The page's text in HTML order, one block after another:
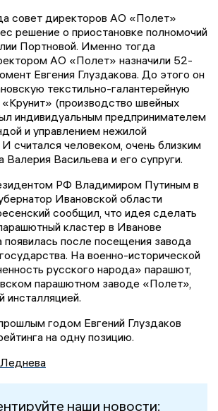
совет директоров АО «Полет»
решение о приостановке полномочий
Портновой. Именно тогда
АО «Полет» назначили 52-
Евгения Глуздакова. До этого он
текстильно-галантерейную
(производство швейных
индивидуальным предпринимателем
и управлением нежилой
считался человеком, очень близким
Валерия Васильева и его супруги.
РФ Владимиром Путиным в
Ивановской области
сообщил, что идея сделать
кластер в Иванове
появилась после посещения завода
На военно-исторической
русского народа» парашют,
парашютном заводе «Полет»,
инсталляцией.
годом Евгений Глуздаков
на одну позицию.
наши новости: